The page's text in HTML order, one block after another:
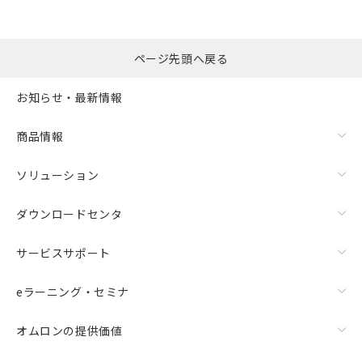
ページ先頭へ戻る
お知らせ・最新情報
商品情報
ソリューション
ダウンロードセンタ
サービスサポート
eラーニング・セミナ
オムロンの提供価値